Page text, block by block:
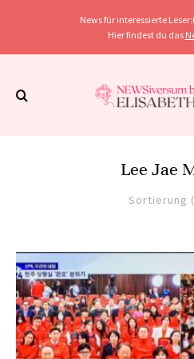
News für interessierte
Hier findest du das
Lee Jae
Sortierung